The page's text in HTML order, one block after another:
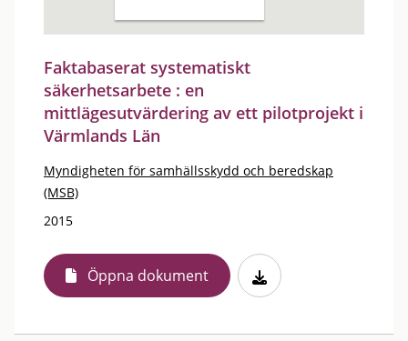
Faktabaserat systematiskt
säkerhetsarbete : en
mittlägesutvärdering av ett pilotprojekt i
Värmlands Län
Myndigheten för samhällsskydd och beredskap
(MSB)
2015
Öppna dokument